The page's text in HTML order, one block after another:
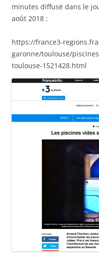
minutes diffusé dans le
août 2018 :
https://france3-
garonne/toulouse/
toulouse-1521428.html